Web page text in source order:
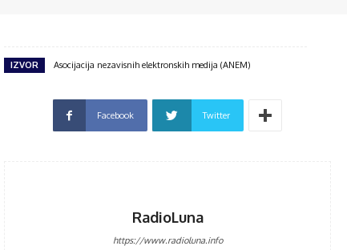
IZVOR Asocijacija nezavisnih elektronskih medija (ANEM)
Facebook Twitter
RadioLuna
https://www.radioluna.info